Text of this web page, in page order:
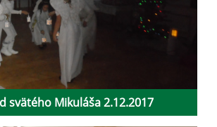
svätého Mikuláša 2.12.2017